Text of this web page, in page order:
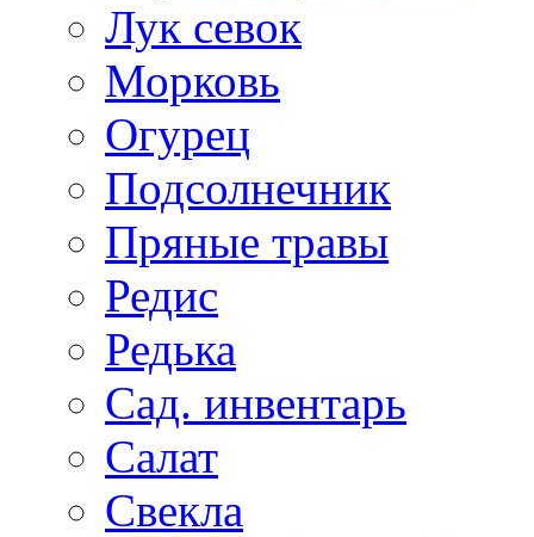
Лук севок
Морковь
Огурец
Подсолнечник
Пряные травы
Редис
Редька
Сад. инвентарь
Салат
Свекла